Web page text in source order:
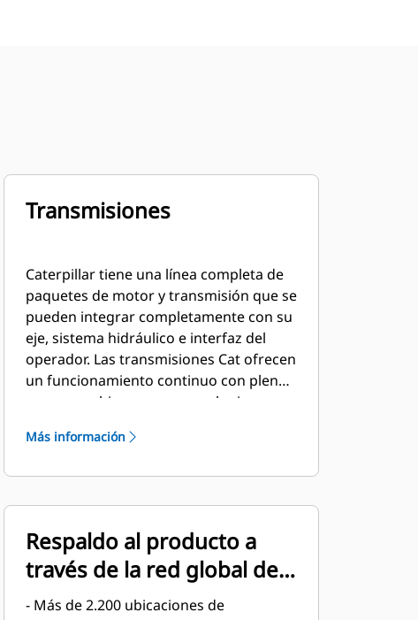
Transmisiones
Caterpillar tiene una línea completa de
paquetes de motor y transmisión que se
pueden integrar completamente con su
eje, sistema hidráulico e interfaz del
operador. Las transmisiones Cat ofrecen
un funcionamiento continuo con plena
carga, cambios suaves a cualquier
trabajo, con una durabilidad inigualable
Más información
Respaldo al producto a
través de la red global de
distribuidores Cat
- Más de 2.200 ubicaciones de